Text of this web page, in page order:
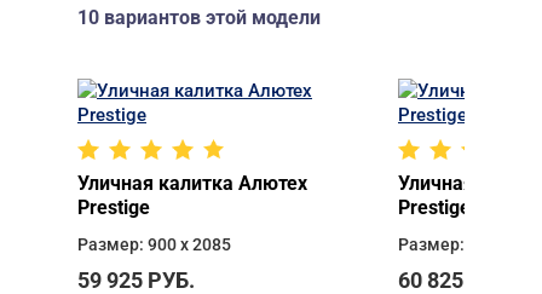
10 вариантов этой модели
Уличная калитка Алютех
Prestige
Размер: 900 х 2085
59 925 РУБ.
Уличная
Prestige
Размер: 900 х
60 825